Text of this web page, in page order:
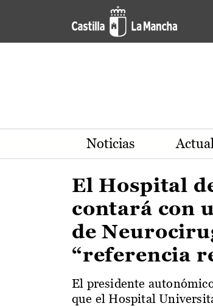
Pasar al contenido principal
Actualidad de la
Noticias
El Hospital
contará con
de
“referencia
El presidente
que el Hospital